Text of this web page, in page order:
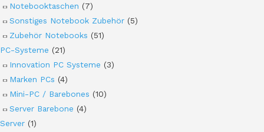
Notebooktaschen (7)
Sonstiges Notebook Zubehör (5)
Zubehör Notebooks (51)
PC-Systeme (21)
Innovation PC Systeme (3)
Marken PCs (4)
Mini-PC / Barebones (10)
Server Barebone (4)
Server (1)